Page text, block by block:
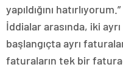
yapıldığını hatırlıyorum.”
İddialar arasında, iki
başlangıçta ayrı
faturaların tek bir